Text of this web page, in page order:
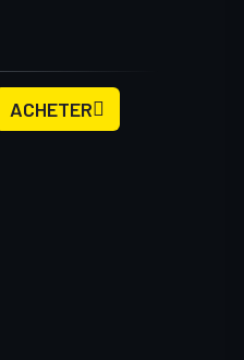
ACHETER